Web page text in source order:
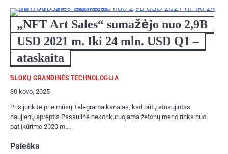
„NFT Art Sales“ sumažėjo nuo 2,9B
USD 2021 m. Iki 24 mln. USD Q1 –
ataskaita
BLOKŲ GRANDINĖS TECHNOLOGIJA
30 kovo, 2025
Prisijunkite prie mūsų Telegrama kanalas, kad būtų atnaujintas
naujienų aprėptis Pasaulinė nekonkuruojama žetonų meno rinka nuo
pat įkūrimo 2020 m.…
Paieška